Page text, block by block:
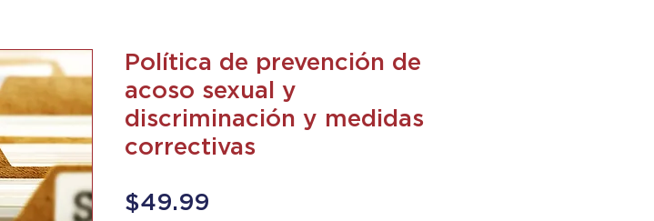
Política de prevención de
acoso sexual y
discriminación y medidas
correctivas
$49.99